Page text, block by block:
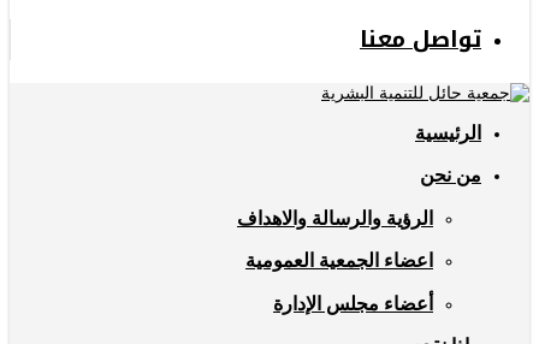
تواصل معنا
الرئيسية
من نحن
الرؤية والرسالة والاهداف
اعضاء الجمعية العمومية
أعضاء مجلس الإدارة